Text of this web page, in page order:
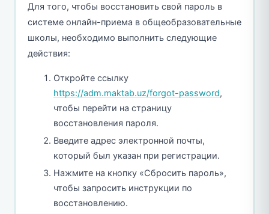
Для того, чтобы восстановить свой пароль в
системе онлайн-приема в общеобразовательные
школы, необходимо выполнить следующие
действия:
Откройте ссылку
https://adm.maktab.uz/forgot-password,
чтобы перейти на страницу
восстановления пароля.
Введите адрес электронной почты,
который был указан при регистрации.
Нажмите на кнопку «Сбросить пароль»,
чтобы запросить инструкции по
восстановлению.